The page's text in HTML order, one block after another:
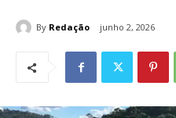
By Redação junho 2, 2026